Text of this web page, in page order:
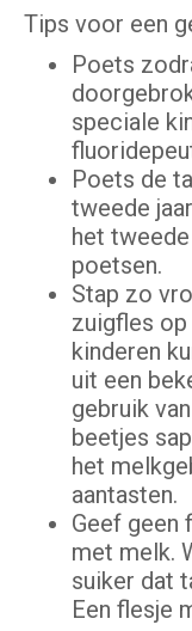
Tips voor een
Poets
speciale
Poets de
tweede
het
poetsen.
Stap zo
zuigfles op
kinderen
uit een
gebruik
beetjes
het
aantasten.
Geef geen
met melk.
suiker dat
Een flesje